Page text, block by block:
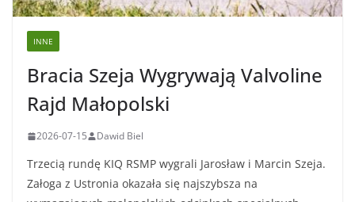
INNE
Bracia Szeja Wygrywają Valvoline
Rajd Małopolski
2026-07-15 Dawid Biel
Trzecią rundę KIQ RSMP wygrali Jarosław i Marcin Szeja.
Załoga z Ustronia okazała się najszybsza na